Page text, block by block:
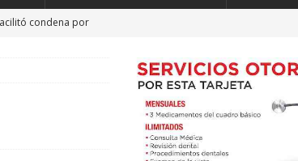
condena por
ve como una